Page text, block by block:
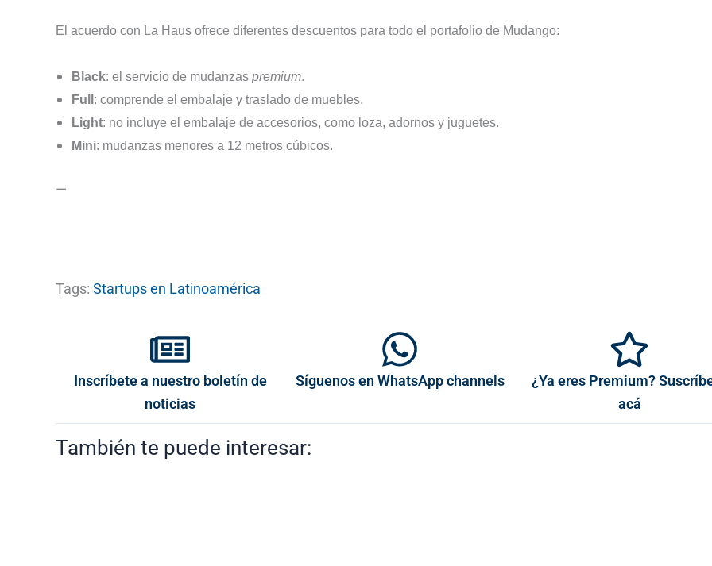
El acuerdo con La Haus ofrece diferentes descuentos para todo el portafolio de Mudango:
Black: el servicio de mudanzas premium.
Full : comprende el embalaje y traslado de muebles.
Light: no incluye el embalaje de accesorios, como loza, adornos y juguetes.
Mini: mudanzas menores a 12 metros cúbicos.
—
Tags: Startups en Latinoamérica
Inscríbete a nuestro boletín de
noticias
Síguenos en WhatsApp channels
¿Ya eres Premium?
acá
También te puede interesar: